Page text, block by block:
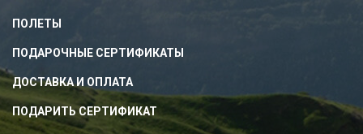
ПОЛЕТЫ
ПОДАРОЧНЫЕ СЕРТИФИКАТЫ
ДОСТАВКА И ОПЛАТА
ПОДАРИТЬ СЕРТИФИКАТ